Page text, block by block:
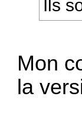
Ils
Mon
la